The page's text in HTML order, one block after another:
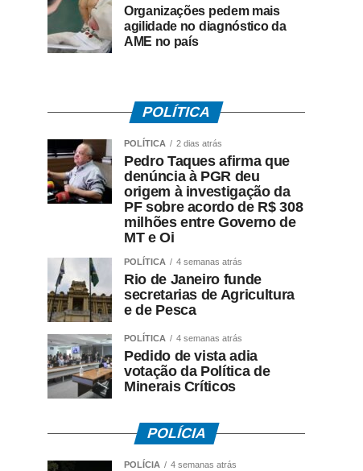
Organizações pedem mais
agilidade no diagnóstico da
AME no país
POLÍTICA
POLÍTICA 2 dias atrás
Pedro Taques afirma que
denúncia à PGR deu
origem à investigação da
PF sobre acordo de R$ 308
milhões entre Governo de
MT e Oi
POLÍTICA 4 semanas atrás
Rio de Janeiro funde
secretarias de Agricultura
e de Pesca
POLÍTICA 4 semanas atrás
Pedido de vista adia
votação da Política de
Minerais Críticos
POLÍCIA
POLÍCIA 4 semanas atrás